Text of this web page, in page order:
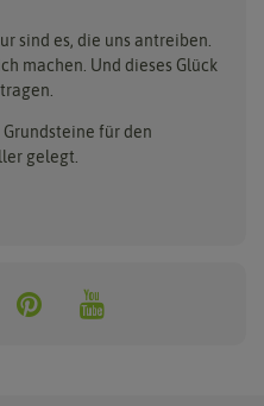
Keimsprossen
Saatgut für Werbezwecke
Samen-Sets
Gemüsesamen
Exotische Samen
Rasensamen
FLORTUS
Greenline
Grüne Oase
ReNatura Vogelwelt
sind es, die uns antreiben.
machen. Und dieses Glück
Grundsteine für den
gelegt.